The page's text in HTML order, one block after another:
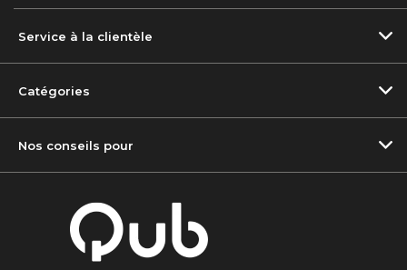
Service à la clientèle
Catégories
Nos conseils pour